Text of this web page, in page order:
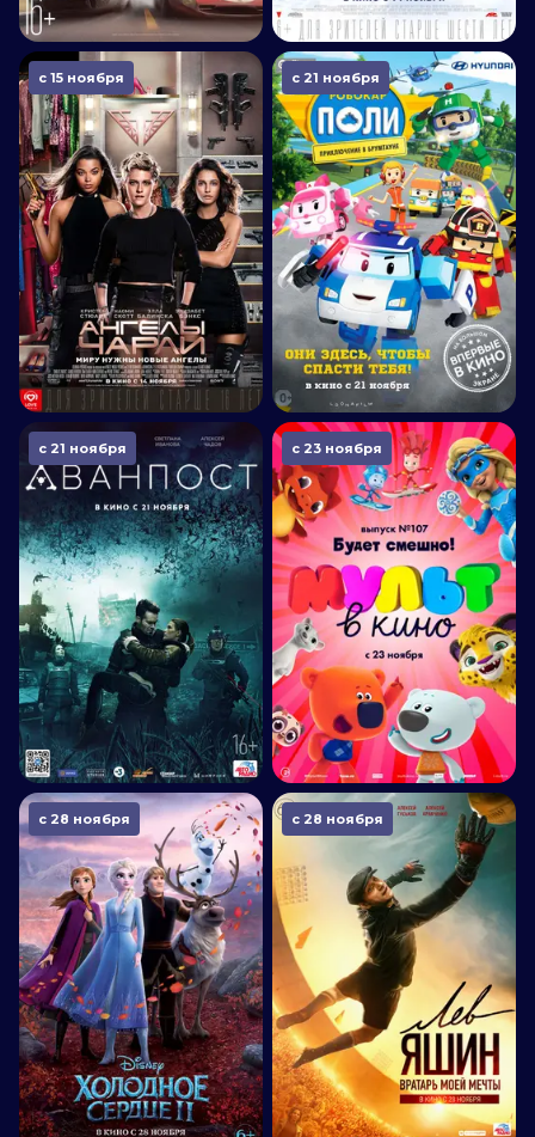
с 15 ноября с 21 ноября
с 21 ноября с 23 ноября
с 28 ноября с 28 ноября